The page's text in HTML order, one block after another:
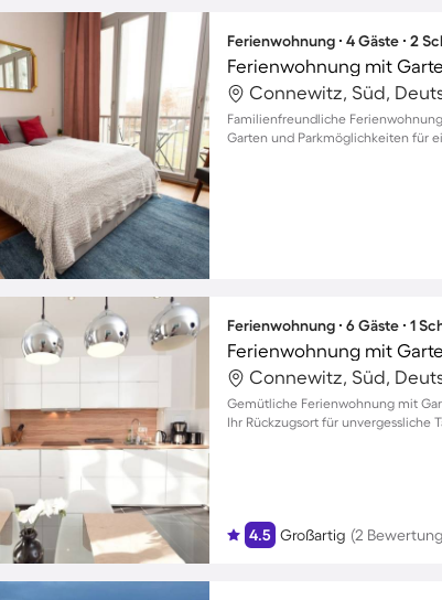
Ferienwohnung ∙ 4 Gäste ∙ 2
Ferienwohnung mit
Connewitz, Süd,
Familienfreundliche
Garten und Parkmöglichkeiten für
Ferienwohnung ∙ 6 Gäste ∙ 1
Connewitz, Süd,
Gemütliche Ferienwohnung mit
Ihr Rückzugsort für unvergessliche
4.5 Großartig (2